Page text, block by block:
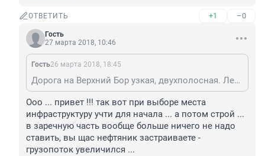
ОТВЕТИТЬ +1 –0
Гость
27 марта 2018, 10:46
Гость26 марта 2018, 18:45
Дорога на Верхний Бор узкая, двухполосная. Летом в жару постоянно заторы. Вы, неместный, что ли? Раз такое пишите. Место для аквапарка выбрано нормальное. На видео с квадрокоптера на ютубе видно, что много свободного места осталось в парке. А дороги, ну не могут же сразу за один раз все построить.
Ооо ... привет !!! так вот при выборе места
инфраструктуру учти для начала ... а потом строй ...
в заречную часть вообще больше ничего не надо
ставить, вы щас нефтяник застраиваете -
грузопоток увеличился ...